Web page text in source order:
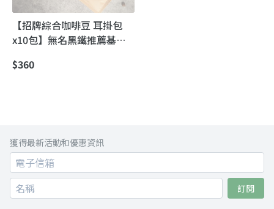
【招牌綜合咖啡豆 耳掛包
x10包】無名黑鐵推薦基本
$360
獲得最新活動和優惠資訊
訂閱